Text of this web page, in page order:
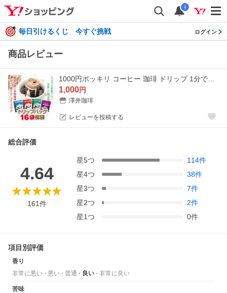
i
毎日引けるくじ 今すぐ挑戦 ログイン
商品レビュー
1,000円
澤井珈琲
レビューを投稿する
総合評価
4.64
161件
星5つ 114件
星4つ 38件
星3つ 7件
星2つ 2件
星1つ 0件
項目別評価
香り
非常に悪い
悪い 普通 良い 非常に良い
苦味